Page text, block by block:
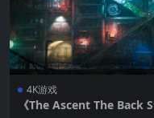
4K游戏
《The Ascent The Back Stre